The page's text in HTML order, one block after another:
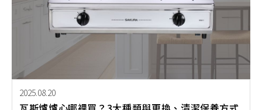
2025.08.20